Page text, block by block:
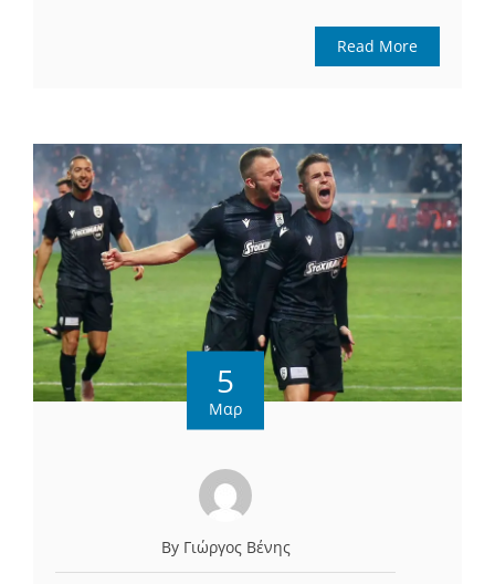
Read More
5
Μαρ
By Γιώργος Βένης